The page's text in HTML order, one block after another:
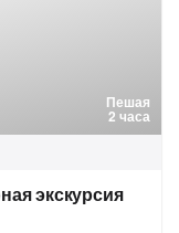
Пешая
2 часа
экскурсия